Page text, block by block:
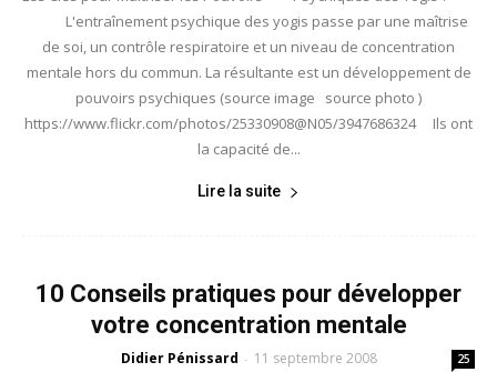
L'entraînement psychique des yogis passe par une maîtrise
de soi, un contrôle respiratoire et un niveau de concentration
mentale hors du commun. La résultante est un développement de
pouvoirs psychiques (source image source photo )
https://www.flickr.com/photos/25330908@N05/3947686324 Ils ont
la capacité de...
Lire la suite
10 Conseils pratiques pour développer
votre concentration mentale
Didier Pénissard - 11 septembre 2008 25